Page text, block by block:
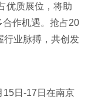
优质展位，将助
作机遇。抢占20
行业脉搏，共创发
15日-17日在南京